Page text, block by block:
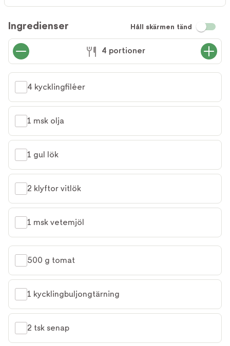
Ingredienser Håll skärmen tänd
4 portioner
4 kycklingfiléer
1 msk olja
1 gul lök
2 klyftor vitlök
1 msk vetemjöl
500 g tomat
1 kycklingbuljongtärning
2 tsk senap